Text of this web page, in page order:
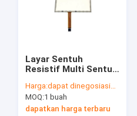
Layar Sentuh
Resistif Multi Sentuh
Sentuh Lcd Resistif 5
Kabel
Harga:dapat dinegosiasikan
MOQ:1 buah
dapatkan harga terbaru